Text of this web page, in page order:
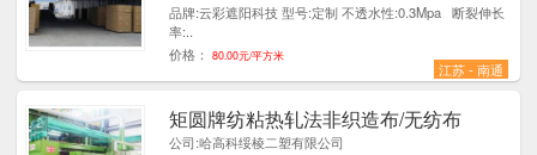
品牌:云彩遮阳科技 型号:定制 不透水性:0.3Mpa 断裂伸长
率:..
价格：
80.00元/平方米
江苏 - 南通
矩圆牌纺粘热轧法非织造布/无纺布
公司:哈高科绥棱二塑有限公司
2